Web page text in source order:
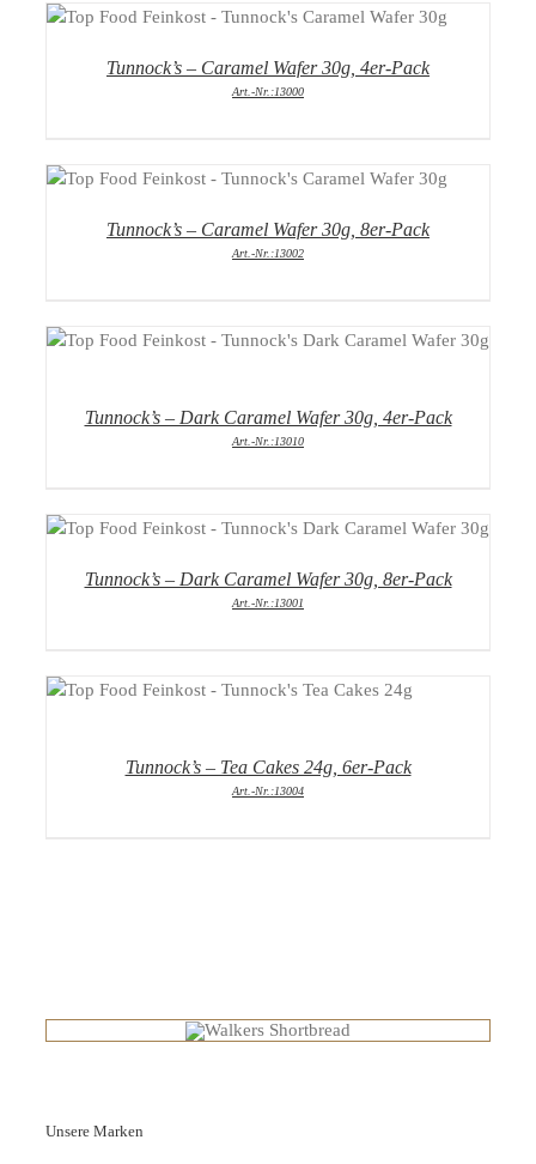
DETAILS
Tunnock’s – Caramel Wafer 30g, 4er-Pack
Art.-Nr.:13000
DETAILS
Tunnock’s – Caramel Wafer 30g, 8er-Pack
Art.-Nr.:13002
Tunnock’s – Dark Caramel Wafer 30g, 4er-Pack
Art.-Nr.:13010
DETAILS
Tunnock’s – Dark Caramel Wafer 30g, 8er-Pack
Art.-Nr.:13001
Tunnock’s – Tea Cakes 24g, 6er-Pack
Art.-Nr.:13004
Unsere Marken